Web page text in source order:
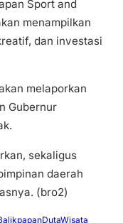
Sport and
menampilkan
dan investasi
melaporkan
Gubernur
sekaligus
daerah
(bro2)
DutaWisata